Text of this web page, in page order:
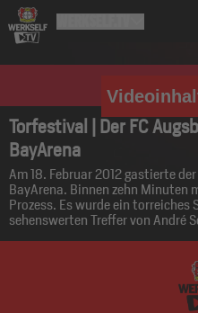
Torfestival | Der FC
BayArena
Am 18. Februar 2012 gastierte
BayArena. Binnen zehn Minuten
Prozess. Es wurde ein torreiches
sehenswerten Treffer von André